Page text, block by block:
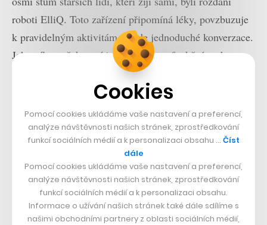
roboti ElliQ. Toto zařízení připomíná léky, povzbuzuje
k pravidelným aktivitám a vede jednoduché konverzace.
Jeho cílem však není jen poskytovat funkční podporu,
ale také vytvářet vztah mezi člověkem a strojem.
Výsledky programudle oficiálních dat
York byly mimořádně pozitivní. Uživatelé s robotem
komunikovali až třicetkrát denně, což svědčí o vysoké
míře přirozeného zapojení. Až 95 procent z nich
uvedlo, že se díky robotům cítí méně osaměle, téměř tři
čtvrtiny zaznamenaly zlepšení kvality života a více než
polovina navázala nové sociální kontakty.
Cookies
Pomocí cookies ukládáme vaše nastavení a preferencí,
analýze návštěvnosti našich stránek, zprostředkování
funkcí sociálních médií a k personalizaci obsahu … Číst
dále
Pomocí cookies ukládáme vaše nastavení a preferencí,
analýze návštěvnosti našich stránek, zprostředkování
funkcí sociálních médií a k personalizaci obsahu.
Informace o užívání našich stránek také dále sdílíme s
našimi obchodními partnery z oblasti sociálních médií,